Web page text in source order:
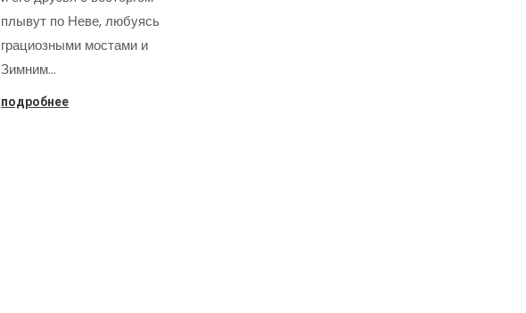
плывут по Неве, любуясь
грациозными мостами и
Зимним…
подробнее